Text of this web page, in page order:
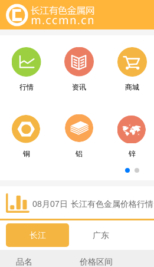
行情 资讯 商城
铜 铝 锌
08月07日 长江有色金属价格行情
长江 广东
品名 价格区间